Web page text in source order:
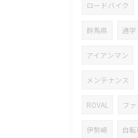
ロードバイク
群馬県 通学
アイアンマン
メンテナンス
ROVAL フ
伊勢崎 自転